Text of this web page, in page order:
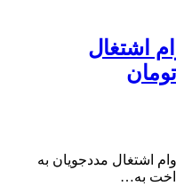
اشتغال
اشتغال مددجویان به